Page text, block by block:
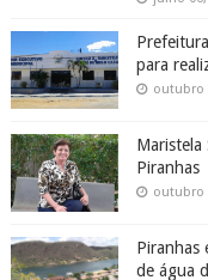
para
outubro
Maristela
Piranhas
outubro
Piranhas
de água